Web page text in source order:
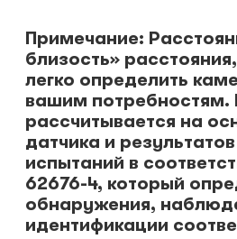
Примечание:
близость»
легко определить
вашим потребностям.
рассчитывается на
датчика и
испытаний в
62676-4, который
обнаружения,
идентификации